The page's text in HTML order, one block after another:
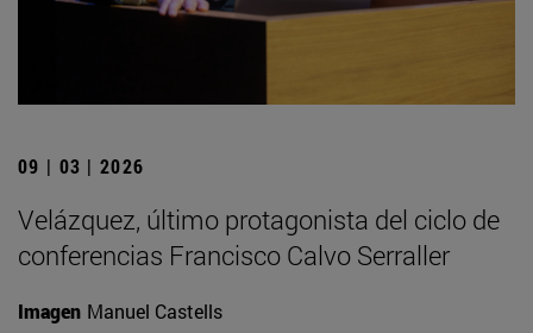
09 | 03 | 2026
Velázquez, último protagonista del ciclo de
conferencias Francisco Calvo Serraller
Imagen Manuel Castells